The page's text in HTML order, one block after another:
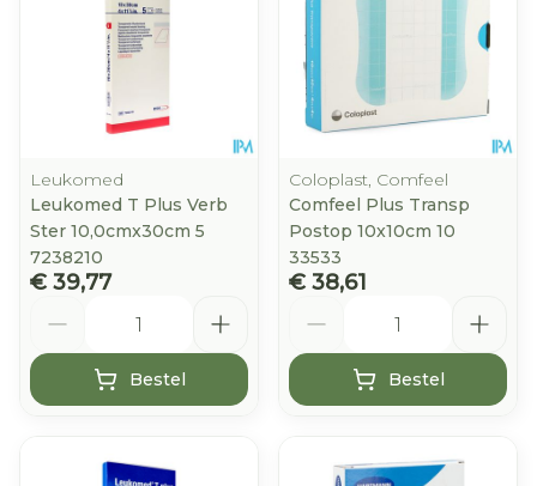
Leukomed
Leukomed T Plus Verb
Ster 10,0cmx30cm 5
7238210
€ 39,77
Bestel
Coloplast, Comfeel
Comfeel Plus Transp
Postop 10x10cm 10
33533
€ 38,61
Bestel